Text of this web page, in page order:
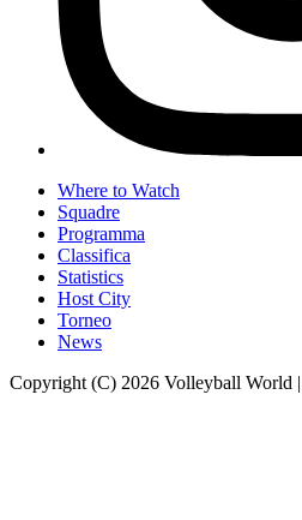
Where to Watch
Squadre
Programma
Classifica
Statistics
Host City
Torneo
News
Copyright (C) 2026 Volleyball World